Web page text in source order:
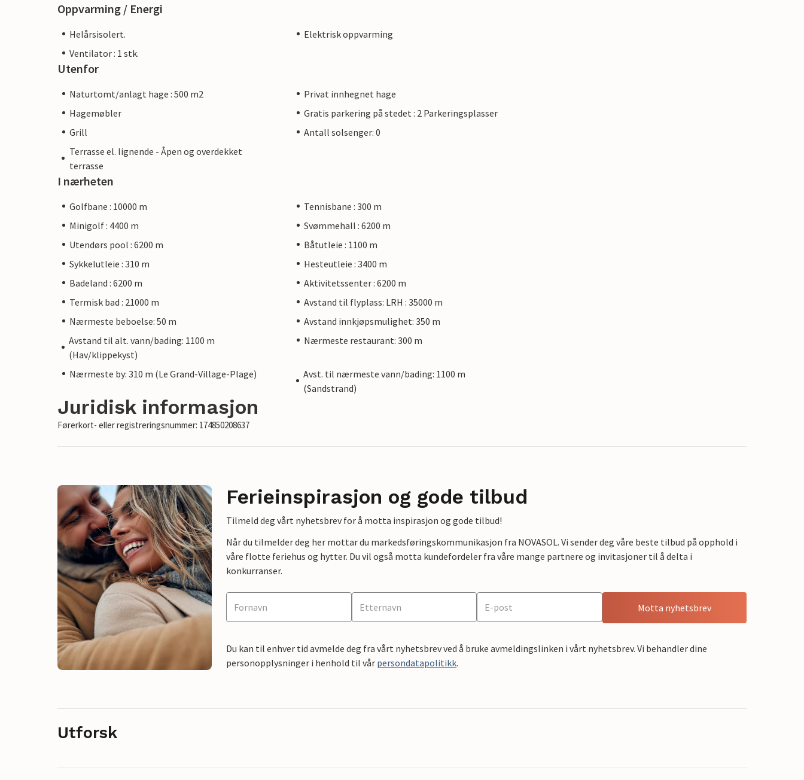
Oppvarming / Energi
Helårsisolert.
Elektrisk oppvarming
Ventilator : 1 stk.
Utenfor
Naturtomt/anlagt hage : 500 m2
Privat innhegnet hage
Hagemøbler
Gratis parkering på stedet : 2 Parkeringsplasser
Grill
Antall solsenger: 0
Terrasse el. lignende - Åpen og overdekket
terrasse
I nærheten
Golfbane : 10000 m
Tennisbane : 300 m
Minigolf : 4400 m
Svømmehall : 6200 m
Utendørs pool : 6200 m
Båtutleie : 1100 m
Sykkelutleie : 310 m
Hesteutleie : 3400 m
Badeland : 6200 m
Aktivitetssenter : 6200 m
Termisk bad : 21000 m
Avstand til flyplass: LRH : 35000 m
Nærmeste beboelse: 50 m
Avstand innkjøpsmulighet: 350 m
Avstand til alt. vann/bading: 1100 m
(Hav/klippekyst)
Nærmeste restaurant: 300 m
Nærmeste by: 310 m (Le Grand-Village-Plage)
Avst. til nærmeste vann/bading: 1100 m
(Sandstrand)
Juridisk informasjon
Førerkort- eller registreringsnummer: 174850208637
Ferieinspirasjon og gode tilbud
Tilmeld deg vårt nyhetsbrev for å motta inspirasjon og gode tilbud!
Når du tilmelder deg her mottar du markedsføringskommunikasjon fra NOVASOL. Vi sender deg våre beste tilbud på opphold i
våre flotte feriehus og hytter. Du vil også motta kundefordeler fra våre mange partnere og invitasjoner til å delta i
konkurranser.
Motta nyhetsbrev
Du kan til enhver tid avmelde deg fra vårt nyhetsbrev ved å bruke avmeldingslinken i vårt nyhetsbrev. Vi behandler dine
personopplysninger i henhold til vår persondatapolitikk.
Utforsk